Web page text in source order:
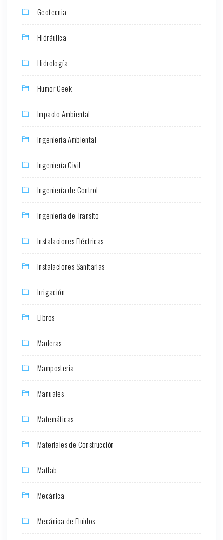
Geotecnia
Hidráulica
Hidrología
Humor Geek
Impacto Ambiental
Ingeniería Ambiental
Ingeniería Civil
Ingeniería de Control
Ingeniería de Transito
Instalaciones Eléctricas
Instalaciones Sanitarias
Irrigación
Libros
Maderas
Mamposteria
Manuales
Matemáticas
Materiales de Construcción
Matlab
Mecánica
Mecánica de Fluidos